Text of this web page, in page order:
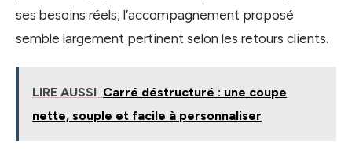
ses besoins réels, l’accompagnement proposé
semble largement pertinent selon les retours clients.
LIRE AUSSI Carré déstructuré : une coupe
nette, souple et facile à personnaliser